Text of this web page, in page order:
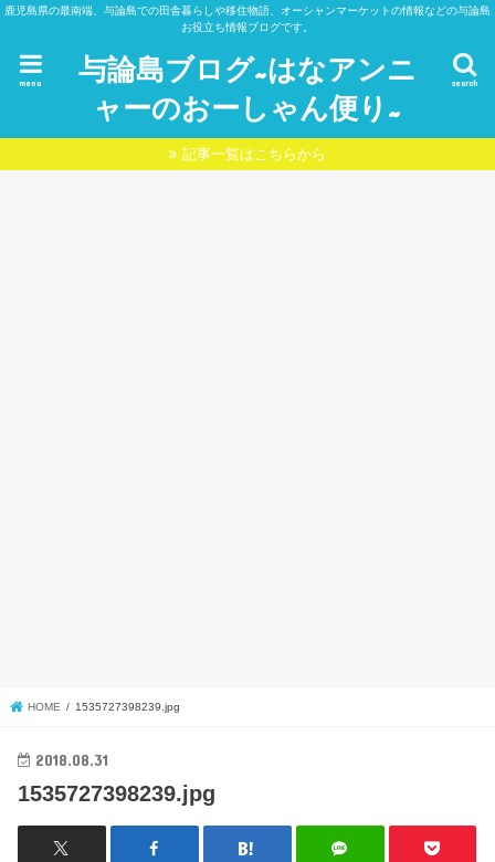
鹿児島県の最南端、与論島での田舎暮らしや移住物語、オーシャンマーケットの情報などの与論島
お役立ち情報ブログです。
与論島ブログ~はなアンニ
ャーのおーしゃん便り~
search
menu
記事一覧はこちらから
HOME 1535727398239.jpg
2018.08.31
1535727398239.jpg